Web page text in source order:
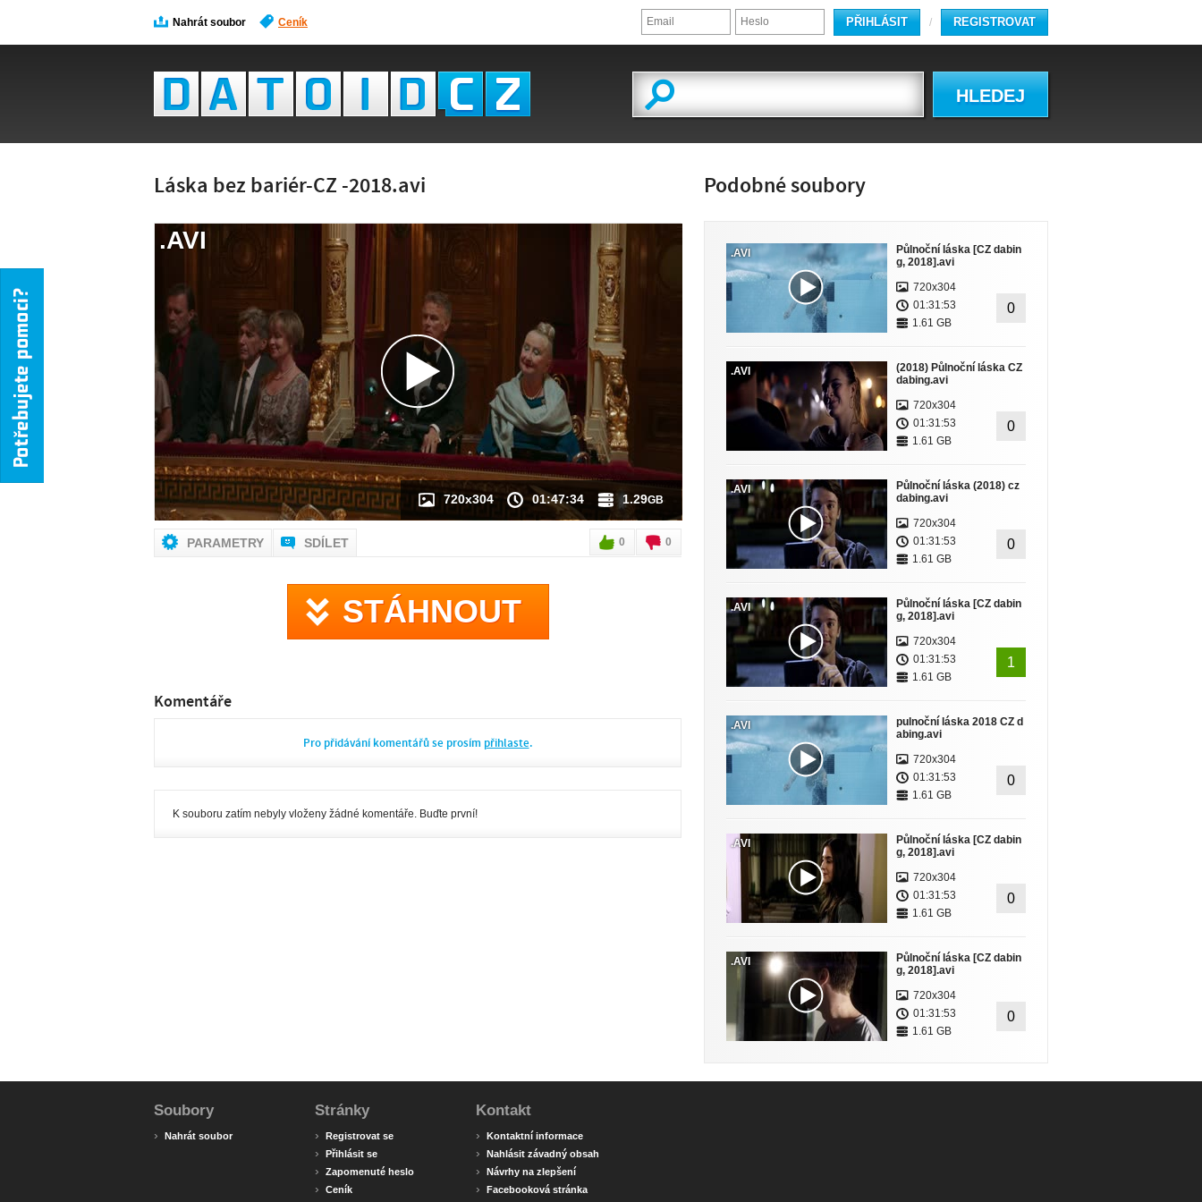
Nahrát soubor Ceník /
PŘIHLÁSIT REGISTROVAT
HLEDEJ
Láska bez bariér-CZ -2018.avi
NÁHLED VIDEA
NENÍ K DISPOZICI
720x304 01:47:34 1.29GB
.AVI
PARAMETRY SDÍLET 0 0
STÁHNOUT
Komentáře
Pro přidávání komentářů se prosím přihlaste.
K souboru zatím nebyly vloženy žádné komentáře. Buďte první!
Podobné soubory
.AVI
Půlnoční láska [CZ dabin
g, 2018].avi
720x304
01:31:53
1.61 GB
0
.AVI
(2018) Půlnoční láska CZ
dabing.avi
720x304
01:31:53
1.61 GB
0
.AVI
Půlnoční láska (2018) cz
dabing.avi
720x304
01:31:53
1.61 GB
0
.AVI
Půlnoční láska [CZ dabin
g, 2018].avi
720x304
01:31:53
1.61 GB
1
.AVI
pulnoční láska 2018 CZ d
abing.avi
720x304
01:31:53
1.61 GB
0
.AVI
Půlnoční láska [CZ dabin
g, 2018].avi
720x304
01:31:53
1.61 GB
0
.AVI
Půlnoční láska [CZ dabin
g, 2018].avi
720x304
01:31:53
1.61 GB
0
Soubory
› Nahrát soubor
Stránky
› Registrovat se
› Přihlásit se
› Zapomenuté heslo
› Ceník
Kontakt
› Kontaktní informace
› Nahlásit závadný obsah
› Návrhy na zlepšení
› Facebooková stránka